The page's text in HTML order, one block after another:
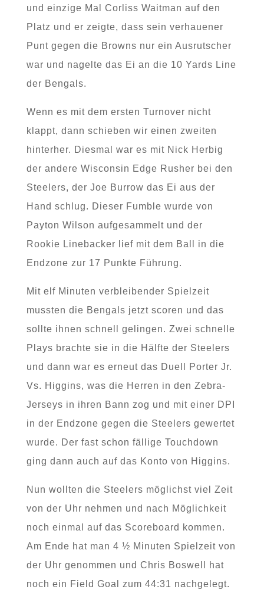
und einzige Mal Corliss Waitman auf den
Platz und er zeigte, dass sein verhauener
Punt gegen die Browns nur ein Ausrutscher
war und nagelte das Ei an die 10 Yards Line
der Bengals.
Wenn es mit dem ersten Turnover nicht
klappt, dann schieben wir einen zweiten
hinterher. Diesmal war es mit Nick Herbig
der andere Wisconsin Edge Rusher bei den
Steelers, der Joe Burrow das Ei aus der
Hand schlug. Dieser Fumble wurde von
Payton Wilson aufgesammelt und der
Rookie Linebacker lief mit dem Ball in die
Endzone zur 17 Punkte Führung.
Mit elf Minuten verbleibender Spielzeit
mussten die Bengals jetzt scoren und das
sollte ihnen schnell gelingen. Zwei schnelle
Plays brachte sie in die Hälfte der Steelers
und dann war es erneut das Duell Porter Jr.
Vs. Higgins, was die Herren in den Zebra-
Jerseys in ihren Bann zog und mit einer DPI
in der Endzone gegen die Steelers gewertet
wurde. Der fast schon fällige Touchdown
ging dann auch auf das Konto von Higgins.
Nun wollten die Steelers möglichst viel Zeit
von der Uhr nehmen und nach Möglichkeit
noch einmal auf das Scoreboard kommen.
Am Ende hat man 4 ½ Minuten Spielzeit von
der Uhr genommen und Chris Boswell hat
noch ein Field Goal zum 44:31 nachgelegt.